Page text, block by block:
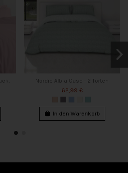
Nordic Albia Case - 2 Torten
62,99 €
In den Warenkorb